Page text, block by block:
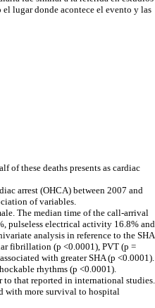
lugar donde acontece el evento y las
of these deaths presents as cardiac
arrest (OHCA) between 2007 and
of variables.
The median time of the call-arrival
pulseless electrical activity 16.8% and
analysis in reference to the SHA
fibrillation (p <0.0001), PVT (p =
with greater SHA (p <0.0001).
rhythms (p <0.0001).
to that reported in international studies.
with more survival to hospital